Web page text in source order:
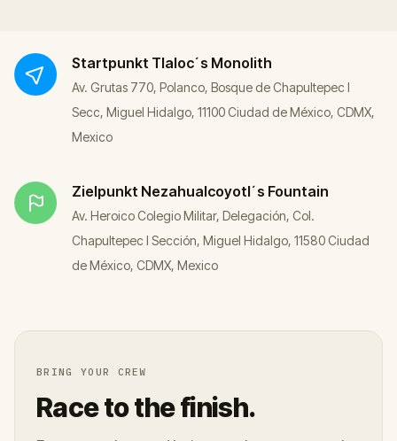
Startpunkt Tlaloc´s Monolith
Av. Grutas 770, Polanco, Bosque de Chapultepec I
Secc, Miguel Hidalgo, 11100 Ciudad de México, CDMX,
Mexico
Zielpunkt Nezahualcoyotl´s Fountain
Av. Heroico Colegio Militar, Delegación, Col.
Chapultepec I Sección, Miguel Hidalgo, 11580 Ciudad
de México, CDMX, Mexico
BRING YOUR CREW
Race to the finish.